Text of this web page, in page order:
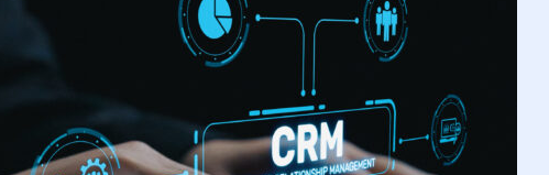
を少しずつ速くしたい人向
け、おすすめ無料練習サイト
み箱を空にしたら大事なファ
イルが！」復元できる？